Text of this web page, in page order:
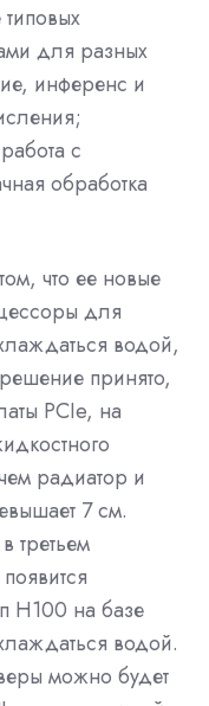
для разных
инференс и
с
обработка
что ее новые
для
водой,
принято,
PCIe, на
радиатор и
7 см.
третьем
H100 на базе
водой.
можно будет